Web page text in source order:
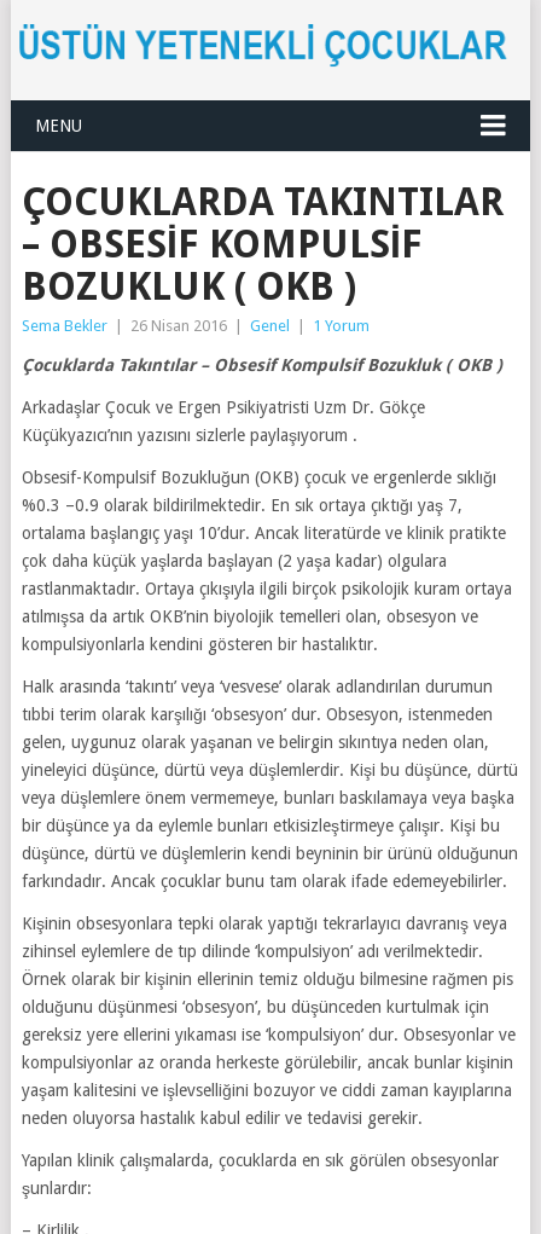
MENU
ÇOCUKLARDA TAKINTILAR
– OBSESIF KOMPULSIF
BOZUKLUK ( OKB )
Sema Bekler 26 Nisan 2016 Genel 1 Yorum
Çocuklarda Takıntılar – Obsesif Kompulsif Bozukluk ( OKB )
Arkadaşlar Çocuk ve Ergen Psikiyatristi Uzm Dr. Gökçe
Küçükyazıcı’nın yazısını sizlerle paylaşıyorum .
Obsesif-Kompulsif Bozukluğun (OKB) çocuk ve ergenlerde sıklığı
%0.3 –0.9 olarak bildirilmektedir. En sık ortaya çıktığı yaş 7,
ortalama başlangıç yaşı 10’dur. Ancak literatürde ve klinik pratikte
çok daha küçük yaşlarda başlayan (2 yaşa kadar) olgulara
rastlanmaktadır. Ortaya çıkışıyla ilgili birçok psikolojik kuram ortaya
atılmışsa da artık OKB’nin biyolojik temelleri olan, obsesyon ve
kompulsiyonlarla kendini gösteren bir hastalıktır.
Halk arasında ‘takıntı’ veya ‘vesvese’ olarak adlandırılan durumun
tıbbi terim olarak karşılığı ‘obsesyon’ dur. Obsesyon, istenmeden
gelen, uygunuz olarak yaşanan ve belirgin sıkıntıya neden olan,
yineleyici düşünce, dürtü veya düşlemlerdir. Kişi bu düşünce, dürtü
veya düşlemlere önem vermemeye, bunları baskılamaya veya başka
bir düşünce ya da eylemle bunları etkisizleştirmeye çalışır. Kişi bu
düşünce, dürtü ve düşlemlerin kendi beyninin bir ürünü olduğunun
farkındadır. Ancak çocuklar bunu tam olarak ifade edemeyebilirler.
Kişinin obsesyonlara tepki olarak yaptığı tekrarlayıcı davranış veya
zihinsel eylemlere de tıp dilinde ‘kompulsiyon’ adı verilmektedir.
Örnek olarak bir kişinin ellerinin temiz olduğu bilmesine rağmen pis
olduğunu düşünmesi ‘obsesyon’, bu düşünceden kurtulmak için
gereksiz yere ellerini yıkaması ise ‘kompulsiyon’ dur. Obsesyonlar ve
kompulsiyonlar az oranda herkeste görülebilir, ancak bunlar kişinin
yaşam kalitesini ve işlevselliğini bozuyor ve ciddi zaman kayıplarına
neden oluyorsa hastalık kabul edilir ve tedavisi gerekir.
Yapılan klinik çalışmalarda, çocuklarda en sık görülen obsesyonlar
şunlardır:
– Kirlilik ,